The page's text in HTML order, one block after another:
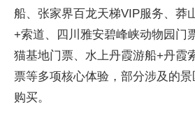
船、张家界百龙天梯VIP服务、莽
+索道、四川雅安碧峰峡动物园门
猫基地门票、水上丹霞游船+丹霞
票等多项核心体验，部分涉及的
购买。